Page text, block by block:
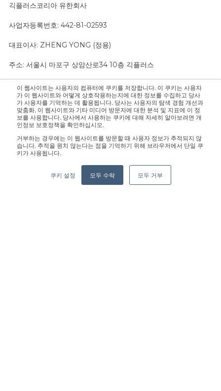
이 웹사이트는 사용자의 컴퓨터에 쿠키를 저장합니다. 이 쿠키는 사용자
가 이 웹사이트와 어떻게 상호작용하는지에 대한 정보를 수집하고 당사
가 사용자를 기억하는 데 활용됩니다. 당사는 사용자의 탐색 경험 개선과
맞춤화, 이 웹사이트와 기타 미디어 방문자에 대한 분석 및 지표에 이 정
보를 사용합니다. 당사에서 사용하는 쿠키에 대해 자세히 알아보려면 개
인정보 보호정책을 확인하십시오.
거부하는 경우에는 이 웹사이트를 방문할 때 사용자 정보가 추적되지 않
습니다. 추적을 원치 않는다는 점을 기억하기 위해 브라우저에서 단일 쿠
키가 사용됩니다.
쿠키 설정 모두 수락 모두 거부
긱플러스코리아 유한회사
사업자등록번호: 442-81-02593
대표이사: ZHENG YONG (정용)
주소: 서울시 마포구 상암산로34 10층 긱플러스
문의 사항은 영업팀으로 연락 주십시오.:sales@geekplus.com. 홍
보 관련 문의는 홍보팀으로 연락 바랍니다.:pr@geekplus.com
Copyright © 2026 Geekplus Technology Co., Ltd. All rights
reserved.